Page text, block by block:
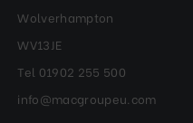
Wolverhampton
WV13JE
Tel 01902 255 500
info@macgroupeu.com